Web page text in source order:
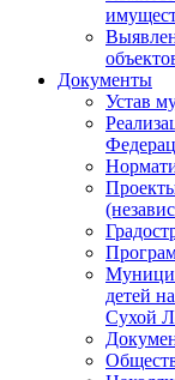
Документы
Устав
детей
Сухой